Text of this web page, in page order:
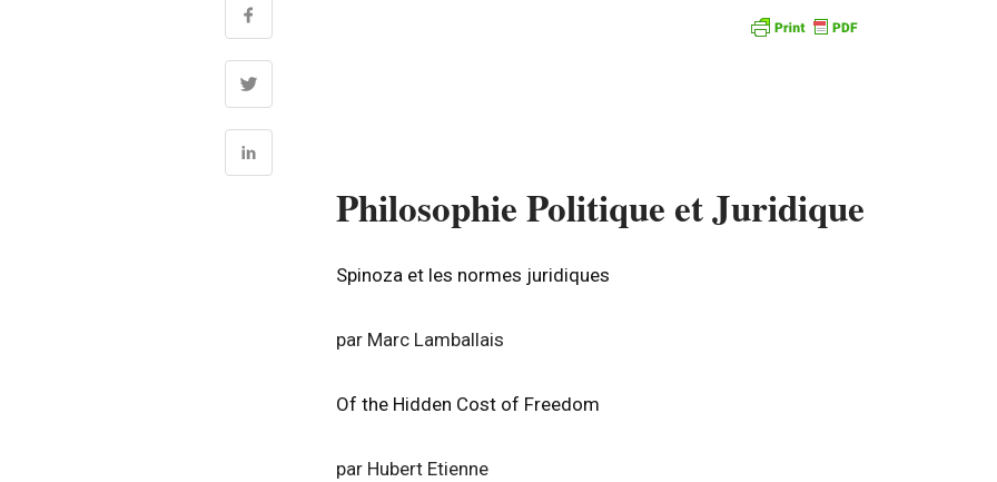
Philosophie Politique et Juridique
Spinoza et les normes juridiques
par Marc Lamballais
Of the Hidden Cost of Freedom
par Hubert Etienne